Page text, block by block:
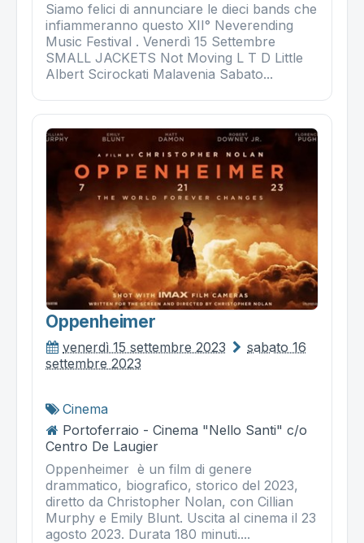
Siamo felici di annunciare le dieci bands che
infiammeranno questo XII° Neverending
Music Festival . Venerdì 15 Settembre
SMALL JACKETS Not Moving L T D Little
Albert Scirockati Malavenia Sabato...
Oppenheimer
venerdì 15 settembre 2023
sabato 16
settembre 2023
Cinema
Portoferraio - Cinema "Nello Santi" c/o
Centro De Laugier
Oppenheimer è un film di genere
drammatico, biografico, storico del 2023,
diretto da Christopher Nolan, con Cillian
Murphy e Emily Blunt. Uscita al cinema il 23
agosto 2023. Durata 180 minuti....